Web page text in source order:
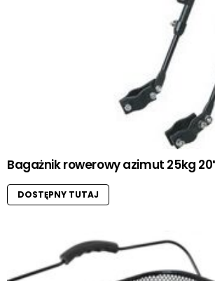
Bagażnik rowerowy azimut 25kg
DOSTĘPNY TUTAJ